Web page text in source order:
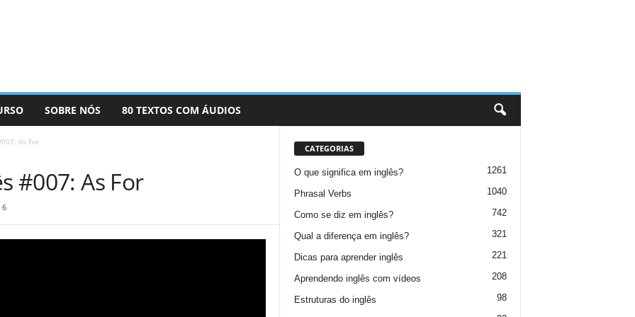
SOBRE NÓS 80 TEXTOS COM ÁUDIOS
As For
#007: As For
6
CATEGORIAS
O que significa em inglês? 1261
Phrasal Verbs 1040
Como se diz em inglês? 742
Qual a diferença em inglês? 321
Dicas para aprender inglês 221
Aprendendo inglês com vídeos 208
Estruturas do inglês 98